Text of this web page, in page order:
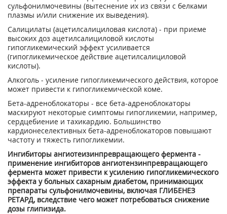
сульфонилмочевины (вытеснение их из связи с белками
плазмы и/или снижение их выведения).
Салицилаты (ацетилсалициловая кислота) - при приеме
высоких доз ацетилсалициловой кислоты
гипогликемический эффект усиливается
(гипогликемическое действие ацетилсалициловой
кислоты).
Алкоголь - усиление гипогликемического действия, которое
может привести к гипогликемической коме.
Бета-адреноблокаторы - все бета-адреноблокаторы
маскируют некоторые симптомы гипогликемии, например,
сердцебиение и тахикардию. Большинство
кардионеселективных бета-адреноблокаторов повышают
частоту и тяжесть гипогликемии.
Ингибиторы ангиотеизинпревращающего фермента -
применение ингибиторов ангиотензинпревращающего
фермента может привести к усилению гипогликемического
эффекта у больных сахарным диабетом, принимающих
препараты сульфонилмочевины, включая ГЛИБЕНЕЗ
РЕТАРД, вследствие чего может потребоваться снижение
дозы глипизида.